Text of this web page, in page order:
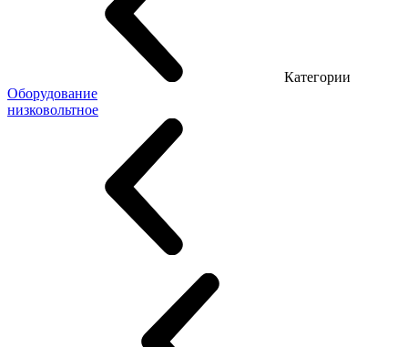
Категории
Оборудование
низковольтное